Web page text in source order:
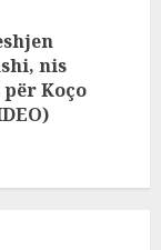
nis
Koço